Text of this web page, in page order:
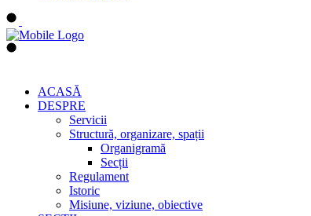
ACASĂ
DESPRE
Servicii
Structură, organizare, spații
Organigramă
Secții
Regulament
Istoric
Misiune, viziune, obiective